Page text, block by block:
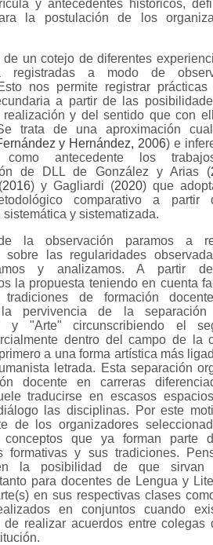
y antece­dentes históricos,
la postulación de los
de un cotejo de diferentes
registradas a modo de
nos permite registrar
a partir de las
realización y del sentido que con
trata de una aproximación
y Hernández, 2006) e
como antecedente los
de DLL de González y Arias (
2016) y Gagliardi (2020) que
comparativo a partir
y sistematizada.
la observación paramos a
sobre las regularidades
y analizamos. A partir
la propuesta teniendo en cuenta
de formación
la pervivencia de la separación
y "Arte" circunscribiendo el
dentro del campo de la
a una forma artística más
letrada. Esta separación
docente en carreras
traducirse en escasos
las discipli­nas. Por este
de los organizadores
conceptos que ya forman parte
formativas y sus tradiciones.
la posibilidad de que sirvan
para docentes de Lengua y
en sus respectivas clases
en conjuntos cuando
de realizar acuerdos entre colegas